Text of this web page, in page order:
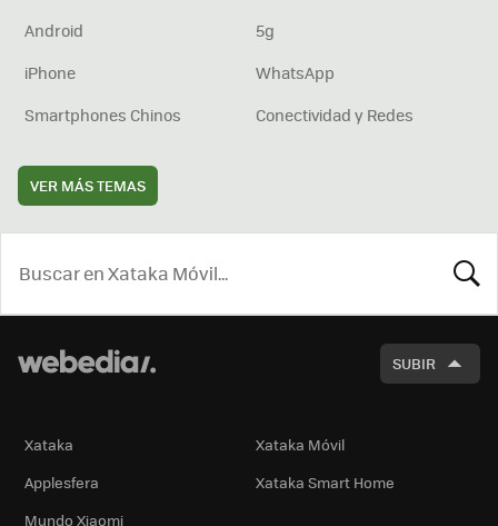
Android
5g
iPhone
WhatsApp
Smartphones Chinos
Conectividad y Redes
VER MÁS TEMAS
SUBIR
Xataka
Xataka Móvil
Applesfera
Xataka Smart Home
Mundo Xiaomi